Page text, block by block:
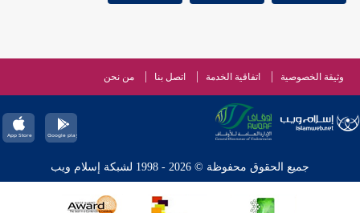
وثيقة الخصوصية اتفاقية الخدمة اتصل بنا من نحن
جميع الحقوق محفوظة © 2026 - 1998 لشبكة إسلام ويب